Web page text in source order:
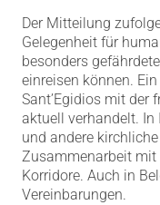
Der Mitteilung
Gelegenheit für
besonders
einreisen können.
Sant’Egidios mit der
aktuell verhandelt. In
und andere
Zusammenarbeit mit
Korridore. Auch in
Vereinbarungen.